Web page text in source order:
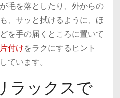
毛を落としたり、外からの
、サッと拭けるように、ほ
を手の届くところに置いて
片付けをラクにするヒント
ています。
ラックスで